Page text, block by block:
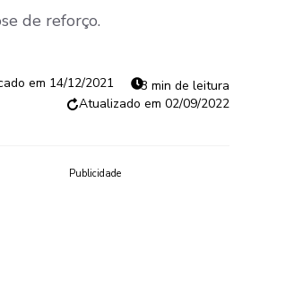
de reforço.
14/12/2021
3 min de leitura
02/09/2022
Publicidade